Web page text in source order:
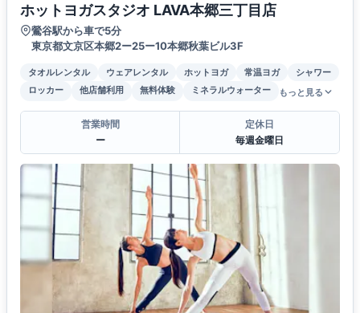
ホットヨガスタジオ LAVA本郷三丁目店
鶯谷駅から車で5分
東京都文京区本郷2ー25ー10本郷秋葉ビル3F
タオルレンタル ウェアレンタル ホットヨガ 常温ヨガ
シャワー
ロッカー
他店舗利用 無料体験 ミネラルウォーター もっと見る
営業時間
ー
定休日
毎週金曜日